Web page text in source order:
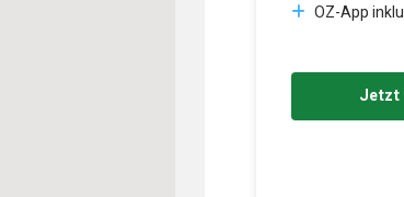
OZ-App
Jetzt